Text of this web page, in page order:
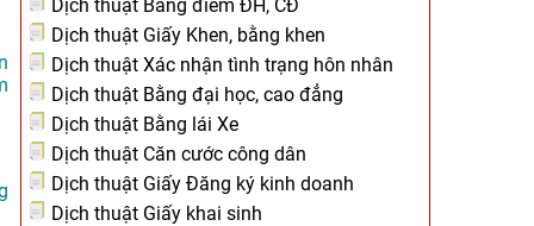
Dịch thuật Bảng điểm ĐH, CĐ
Dịch thuật Giấy Khen, bằng khen
Dịch thuật Xác nhận tình trạng hôn nhân
Dịch thuật Bằng đại học, cao đẳng
Dịch thuật Bằng lái Xe
Dịch thuật Căn cước công dân
Dịch thuật Giấy Đăng ký kinh doanh
Dịch thuật Giấy khai sinh